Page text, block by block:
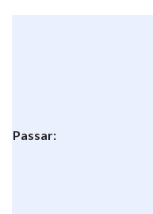
Passar: